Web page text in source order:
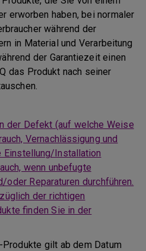
erworben haben, bei normaler
während der
in Material und Verarbeitung
der Garantiezeit einen
das Produkt nach seiner
der Defekt (auf welche Weise
Vernachlässigung und
Einstellung/Installation
wenn unbefugte
oder Reparaturen durchführen.
der richtigen
finden Sie in der
gilt ab dem Datum